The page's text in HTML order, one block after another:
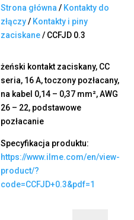
Strona główna / Kontakty do
złączy/ Kontakty i piny
zaciskane/ CCFJD 0.3
żeński kontakt zaciskany, CC
seria, 16 A, toczony pozłacany,
na kabel 0,14 – 0,37 mm², AWG
26 – 22, podstawowe
pozłacanie
Specyfikacja produktu:
https://www.ilme.com/en/view-
product/?
code=CCFJD+0.3&pdf=1